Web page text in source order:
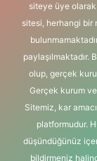
siteye üye olarak
sitesi, herhangi bir
paylaşılmaktadır.
olup, gerçek
Gerçek kurum
Sitemiz, kar
platformudur.
düşündüğünüz
bildirmeniz